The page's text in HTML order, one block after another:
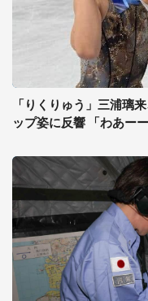
「りくりゅう」三浦璃
ップ姿に反響 「わあー